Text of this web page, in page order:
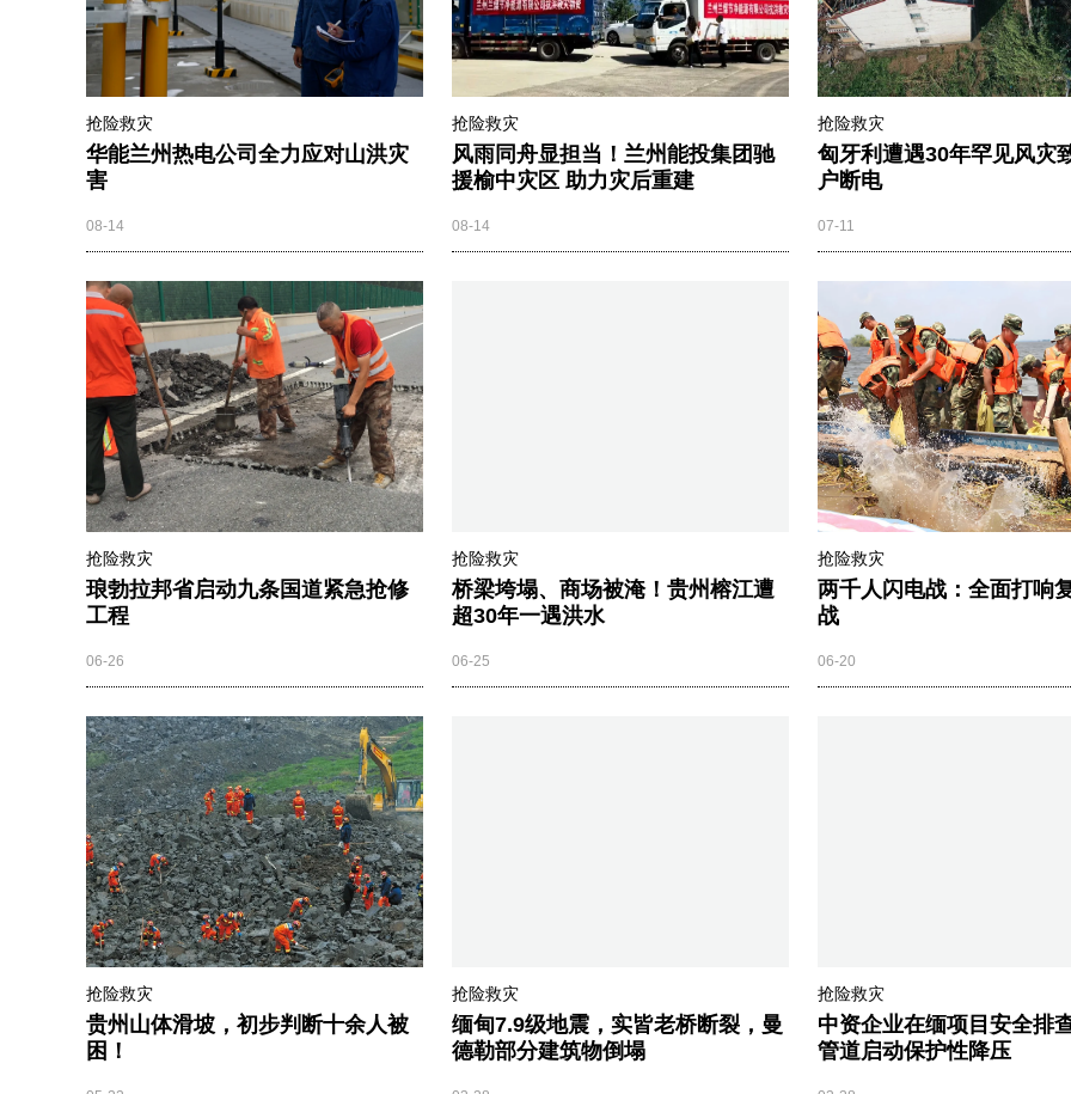
抢险救灾
华能兰州热电公司全力应对山洪灾
害
08-14
抢险救灾
风雨同舟显担当！兰州能投集团驰
援榆中灾区 助力灾后重建
08-14
抢险救灾
匈牙利遭遇30年罕见风灾
户断电
07-11
抢险救灾
琅勃拉邦省启动九条国道紧急抢修
工程
06-26
抢险救灾
桥梁垮塌、商场被淹！贵州榕江遭
超30年一遇洪水
06-25
抢险救灾
两千人闪电战：全面打响
战
06-20
抢险救灾
贵州山体滑坡，初步判断十余人被
困！
抢险救灾
缅甸7.9级地震，实皆老桥断裂，曼
德勒部分建筑物倒塌
抢险救灾
中资企业在缅项目安全排
管道启动保护性降压